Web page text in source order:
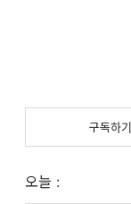
구독하기
오늘 :